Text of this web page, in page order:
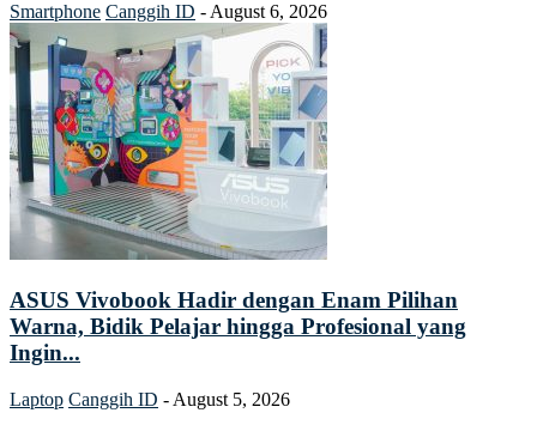
Smartphone Canggih ID - August 6, 2026
ASUS Vivobook Hadir dengan Enam Pilihan
Warna, Bidik Pelajar hingga Profesional yang
Ingin...
Laptop Canggih ID - August 5, 2026